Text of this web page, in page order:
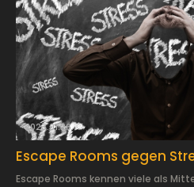
2023.01.26.
Escape Rooms gegen
Escape Rooms kennen viele als